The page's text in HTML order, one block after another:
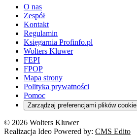
O nas
Zespół
Kontakt
Regulamin
Księgarnia Profinfo.pl
Wolters Kluwer
FEPI
FPOP
Mapa strony
Polityka prywatności
Pomoc
Zarządzaj preferencjami plików cookie
© 2026 Wolters Kluwer
Realizacja Ideo Powered by: CMS Edito